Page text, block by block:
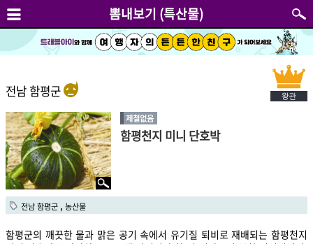
뽐내보기 (특산물)
전남 함평군
제철없음
함평천지 미니 단호박
전남 함평군 , 농산물
함평군의 깨끗한 물과 맑은 공기 속에서 유기질 퇴비로 재배되는 함평천지